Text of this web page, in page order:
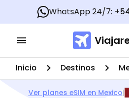
WhatsApp 24/7:
Inicio Destinos
Ver planes eSIM en Mexico|